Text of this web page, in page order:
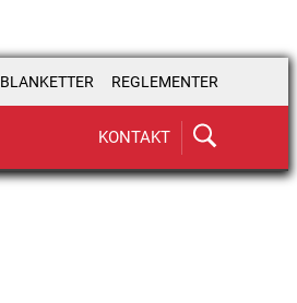
BLANKETTER REGLEMENTER
KONTAKT